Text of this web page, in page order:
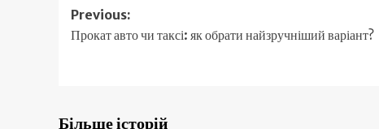
Post
navigation
Previous:
Прокат авто чи таксі: як обрати найзручніший варіант?
Більше історій